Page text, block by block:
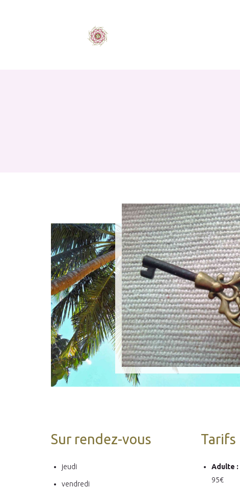
Sur rendez-vous
jeudi
vendredi
Tarifs
Adulte :
95€